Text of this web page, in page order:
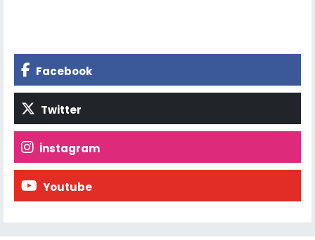
Facebook
Twitter
İnstagram
Youtube